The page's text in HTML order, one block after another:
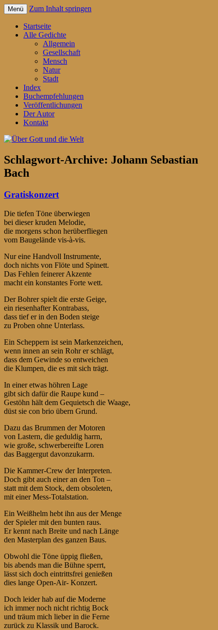
Über Gott und die Welt
Schrader
Menü Zum Inhalt springen
Startseite
Alle Gedichte
Allgemein
Gesellschaft
Mensch
Natur
Stadt
Index
Buchempfehlungen
Veröffentlichungen
Der Autor
Kontakt
Schlagwort-Archive: Johann Sebastian
Bach
Gratiskonzert
Die tiefen Töne überwiegen
bei dieser kruden Melodie,
die morgens schon herüberfliegen
vom Baugelände vis-à-vis.
Nur eine Handvoll Instrumente,
doch nichts von Flöte und Spinett.
Das Fehlen feinerer Akzente
macht ein konstantes Forte wett.
Der Bohrer spielt die erste Geige,
ein riesenhafter Kontrabass,
dass tief er in den Boden steige
zu Proben ohne Unterlass.
Ein Scheppern ist sein Markenzeichen,
wenn innen an sein Rohr er schlägt,
dass dem Gewinde so entweichen
die Klumpen, die es mit sich trägt.
In einer etwas höhren Lage
gibt sich dafür die Raupe kund –
Gestöhn hält dem Gequietsch die Waage,
düst sie con brio übern Grund.
Dazu das Brummen der Motoren
von Lastern, die geduldig harrn,
wie große, schwerbereifte Loren
das Baggergut davonzukarrn.
Die Kammer-Crew der Interpreten.
Doch gibt auch einer an den Ton –
statt mit dem Stock, dem obsoleten,
mit einer Mess-Totalstation.
Ein Weißhelm hebt ihn aus der Menge
der Spieler mit den bunten raus.
Er kennt nach Breite und nach Länge
den Masterplan des ganzen Baus.
Obwohl die Töne üppig fließen,
bis abends man die Bühne sperrt,
lässt sich doch eintrittsfrei genießen
dies lange Open-Air- Konzert.
Doch leider hab auf die Moderne
ich immer noch nicht richtig Bock
und träum mich lieber in die Ferne
zurück zu Klassik und Barock.